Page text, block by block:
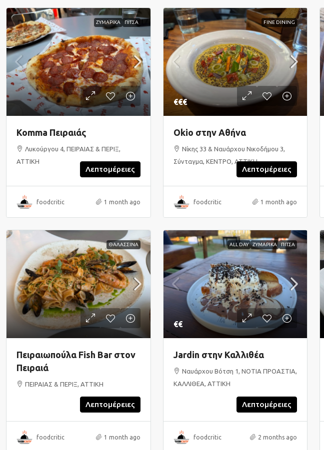
ΖΥΜΑΡΙΚΑ ΠΙΤΣΑ
Komma Πειραιάς
Λυκούργου 4, ΠΕΙΡΑΙΑΣ & ΠΕΡΙΞ,
ΑΤΤΙΚΗ
Λεπτομέρειες
foodcritic 1 month ago
FINE DINING
€€€
Okio στην Αθήνα
Νίκης 33 & Ναυάρχου Νικοδήμου 3,
Σύνταγμα, ΚΕΝΤΡΟ, ΑΤΤΙΚΗ
Λεπτομέρειες
foodcritic 1 month ago
ΘΑΛΑΣΣΙΝΑ
Πειραιωπούλα Fish Bar στον
Πειραιά
ΠΕΙΡΑΙΑΣ & ΠΕΡΙΞ, ΑΤΤΙΚΗ
Λεπτομέρειες
foodcritic 1 month ago
ALL DAY ΖΥΜΑΡΙΚΑ ΠΙΤΣΑ
€€
Jardin στην Καλλιθέα
Ναυάρχου Βότση 1, ΝΟΤΙΑ ΠΡΟΑΣΤΙΑ,
ΚΑΛΛΙΘΕΑ, ΑΤΤΙΚΗ
Λεπτομέρειες
foodcritic 2 months ago